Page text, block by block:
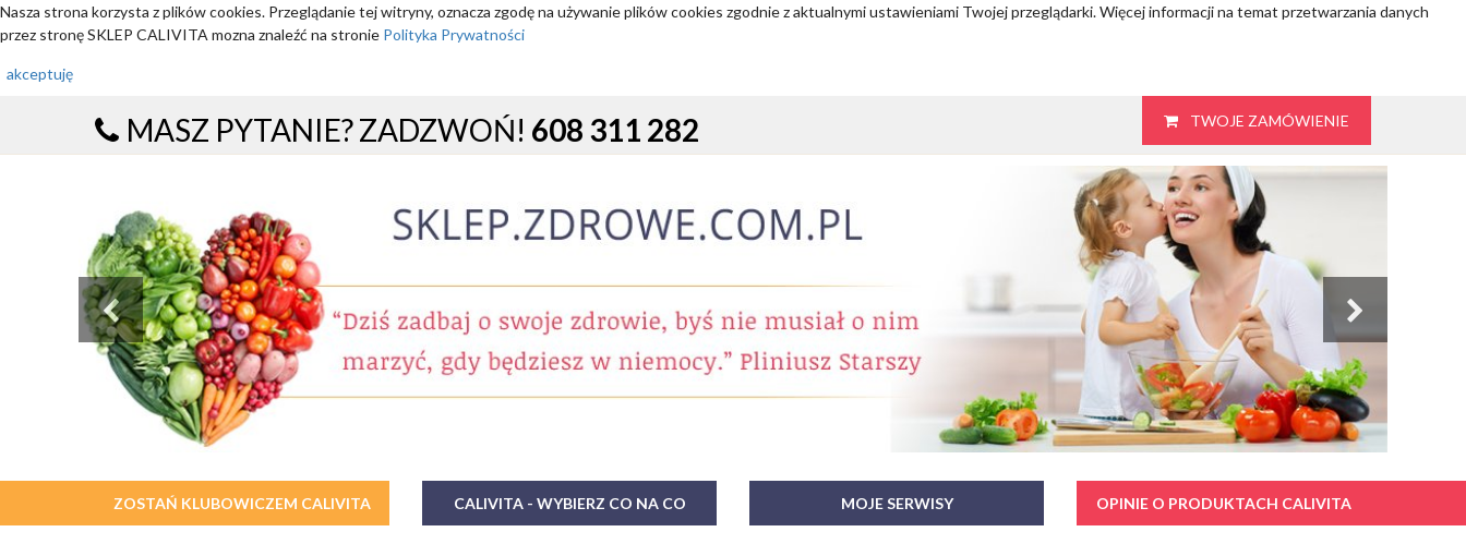
Nasza strona korzysta z plików cookies. Przeglądanie tej witryny, oznacza zgodę na używanie plików cookies zgodnie z aktualnymi ustawieniami Twojej przeglądarki. Więcej informacji na temat przetwarzania danych
przez stronę SKLEP CALIVITA mozna znaleźć na stronie Polityka Prywatności
akceptuję
MASZ PYTANIE? ZADZWOŃ! 608 311 282 TWOJE ZAMÓWIENIE
ZOSTAŃ KLUBOWICZEM CALIVITA CALIVITA - WYBIERZ CO NA CO MOJE SERWISY OPINIE O PRODUKTACH CALIVITA